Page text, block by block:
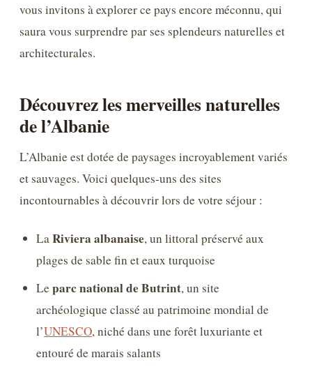
vous invitons à explorer ce pays encore méconnu, qui
saura vous surprendre par ses splendeurs naturelles et
architecturales.
Découvrez les merveilles naturelles
de l’Albanie
L’Albanie est dotée de paysages incroyablement variés
et sauvages. Voici quelques-uns des sites
incontournables à découvrir lors de votre séjour :
LaRiviera albanaise, un littoral préservé aux
plages de sable fin et eaux turquoise
Leparc national de Butrint, un site
archéologique classé au patrimoine mondial de
l’UNESCO, niché dans une forêt luxuriante et
entouré de marais salants